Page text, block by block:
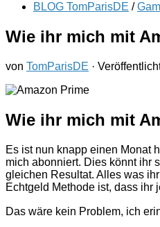
BLOG TomParisDE /
Wie ihr mich mit
von TomParisDE ·
Wie ihr mich mit
Es ist nun knapp einen Monat
mich abonniert. Dies könnt ihr
gleichen Resultat. Alles was
Echtgeld Methode ist, dass ihr
Das wäre kein Problem, ich